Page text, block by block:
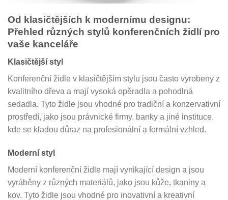
Od klasičtějších k modernímu designu:
Přehled různých stylů konferenčních židlí pro
vaše kanceláře
Klasičtější styl
Konferenční židle v klasičtějším stylu jsou často vyrobeny z
kvalitního dřeva a mají vysoká opěradla a pohodlná
sedadla. Tyto židle jsou vhodné pro tradiční a konzervativní
prostředí, jako jsou právnické firmy, banky a jiné instituce,
kde se kladou důraz na profesionální a formální vzhled.
Moderní styl
Moderní konferenční židle mají vynikající design a jsou
vyráběny z různých materiálů, jako jsou kůže, tkaniny a
kov. Tyto židle jsou vhodné pro inovativní a kreativní